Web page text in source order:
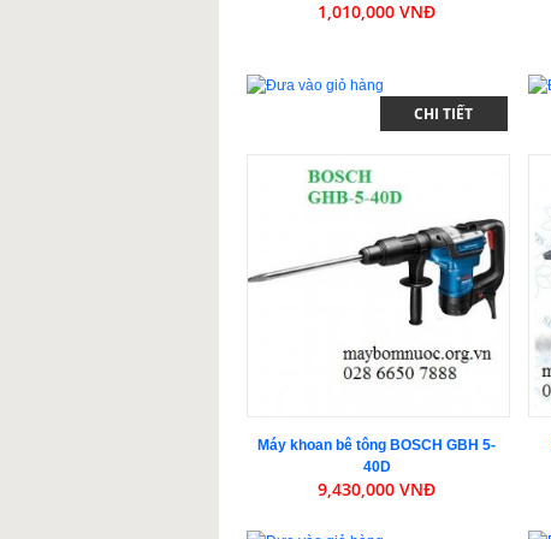
1,010,000 VNĐ
CHI TIẾT
Máy khoan bê tông BOSCH GBH 5-
40D
9,430,000 VNĐ